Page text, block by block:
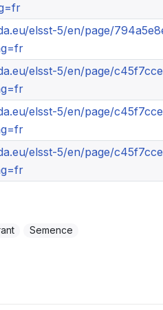
elsst-5/en/page/
elsst-5/en/page/
elsst-5/en/page/
elsst-5/en/page/
Semence